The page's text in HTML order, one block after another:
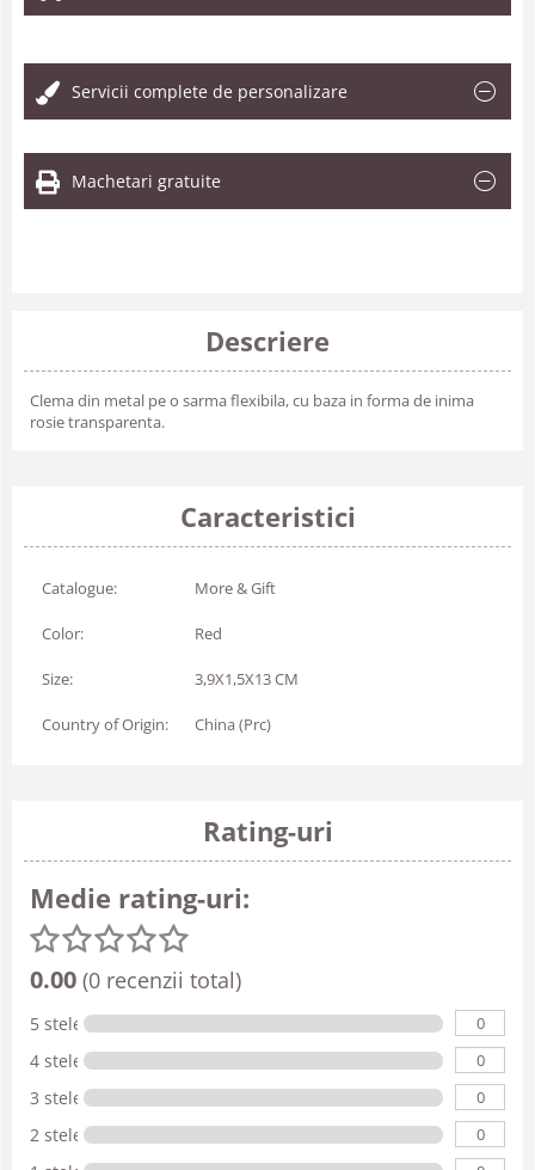
Servicii complete de personalizare
Machetari gratuite
Descriere
Clema din metal pe o sarma flexibila, cu baza in forma de inima
rosie transparenta.
Caracteristici
Catalogue: More & Gift
Color: Red
Size: 3,9X1,5X13 CM
Country of Origin: China (Prc)
Rating-uri
Medie rating-uri:
0.00 (0 recenzii total)
5 stele 0
4 stele 0
3 stele 0
2 stele 0